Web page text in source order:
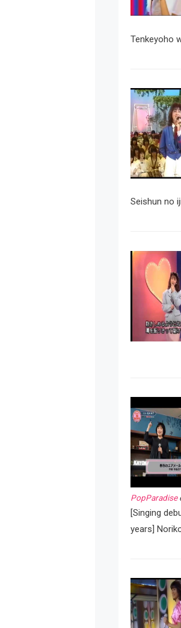
Tenkeyoho
Seishun no
PopParadise
[Singing
years]